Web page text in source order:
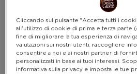
Cliccando sul pulsante "Accetta tutti i
all'utilizzo di cookie di prima e terza parte
fine di migliorare la tua esperienza di
valutazioni sui nostri utenti, raccogliere
consentire a noi e ai nostri partner di
personalizzati in base ai tuoi interessi.
informativa sulla privacy e imposta le tue